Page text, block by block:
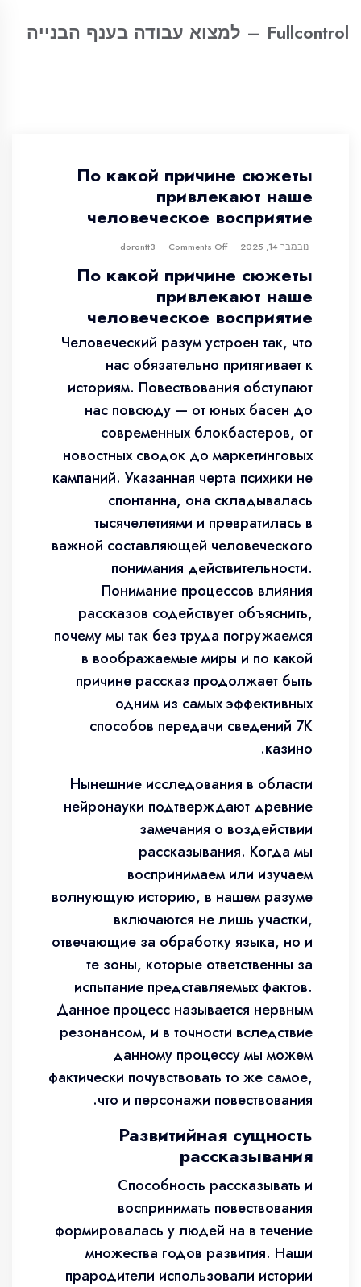
Fullcontrol – למצוא עבודה בענף הבנייה
По какой причине сюжеты
привлекают наше
человеческое восприятие
נובמבר 14, 2025 dorontt3
Comments Off
По какой причине сюжеты
привлекают наше
человеческое восприятие
Человеческий разум устроен так, что
нас обязательно притягивает к
историям. Повествования обступают
нас повсюду — от юных басен до
современных блокбастеров, от
новостных сводок до маркетинговых
кампаний. Указанная черта психики не
спонтанна, она складывалась
тысячелетиями и превратилась в
важной составляющей человеческого
понимания действительности.
Понимание процессов влияния
рассказов содействует объяснить,
почему мы так без труда погружаемся
в воображаемые миры и по какой
причине рассказ продолжает быть
одним из самых эффективных
способов передачи сведений 7К
казино.
Нынешние исследования в области
нейронауки подтверждают древние
замечания о воздействии
рассказывания. Когда мы
воспринимаем или изучаем
волнующую историю, в нашем разуме
включаются не лишь участки,
отвечающие за обработку языка, но и
те зоны, которые ответственны за
испытание представляемых фактов.
Данное процесс называется нервным
резонансом, и в точности вследствие
данному процессу мы можем
фактически почувствовать то же самое,
что и персонажи повествования.
Развитийная сущность
рассказывания
Способность рассказывать и
воспринимать повествования
формировалась у людей на в течение
множества годов развития. Наши
прародители использовали истории